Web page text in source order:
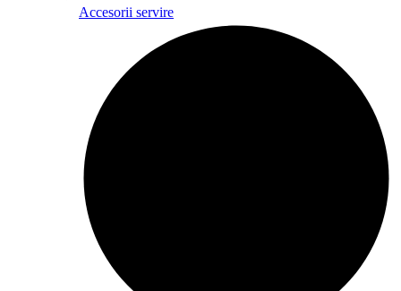
Accesorii servire